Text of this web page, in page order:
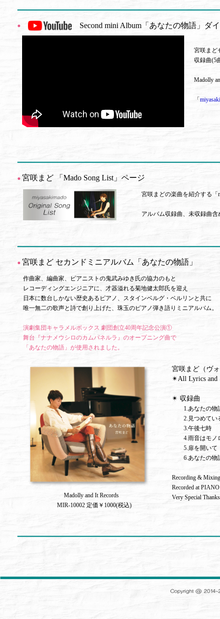
● Second mini Album「あなたの物語」ダ
宮咲まど
収録曲(5
Madolly
「
● 宮咲まど 「Mado Song List」ページ
宮咲まどの楽曲を紹介する「
アルバム収録曲、未収録曲
● 宮咲まど セカンドミニアルバム「あなたの物語」
作曲家、編曲家、ピアニストの鬼武みゆき氏の協力のもと
レコーディングエンジニアに、才器溢れる菊地健太郎氏を迎え
日本に数台しかない歴史あるピアノ、スタインベルグ・ベルリンと共に
唯一無二の歌声と詩で創り上げた、珠玉のピアノ弾き語りミニアルバム。
演劇集団キャラメルボックス 劇団創立40周年記念公演①
舞台『ナナメウシロのカムパネルラ』のオープニング曲で
「あなたの物語」が使用されました。
Madolly and It Records
MIR-10002 定価￥1000(税込)
宮咲まど（ヴ
✴︎All Lyrics and
✴︎ 収録曲
1.あなたの物
2.見つめてい
3.午後七時
4.雨音はモノ
5.扉を開いて
6.あなたの物語
Recording & Mixing
Recorded at
Very Special